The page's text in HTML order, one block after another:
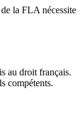
la FLA nécessite
au droit français.
compétents.